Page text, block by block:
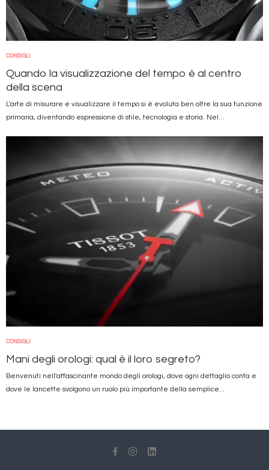
CONSIGLI
Quando la visualizzazione del tempo è al centro
della scena
L'arte di misurare e visualizzare il tempo si è evoluta ben oltre la sua funzione
primaria, diventando espressione di stile, tecnologia e storia. Nel...
CONSIGLI
Mani degli orologi: qual è il loro segreto?
Benvenuti nell'affascinante mondo degli orologi, dove ogni dettaglio conta e
dove le lancette svolgono un ruolo più importante della semplice...